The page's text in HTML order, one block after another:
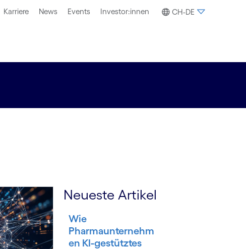
Karriere News Events Investor:innen CH-DE
Neueste Artikel
Wie
Pharmaunternehm
en KI-gestütztes